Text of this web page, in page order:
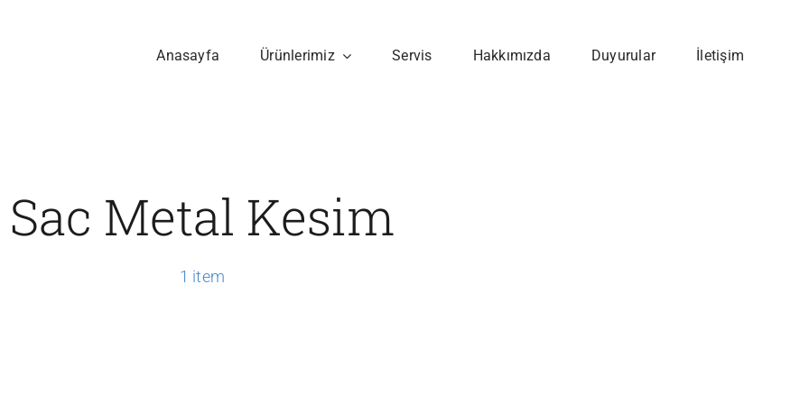
Anasayfa Ürünlerimiz Servis Hakkımızda Duyurular İletişim
Sac Metal Kesim
1 item